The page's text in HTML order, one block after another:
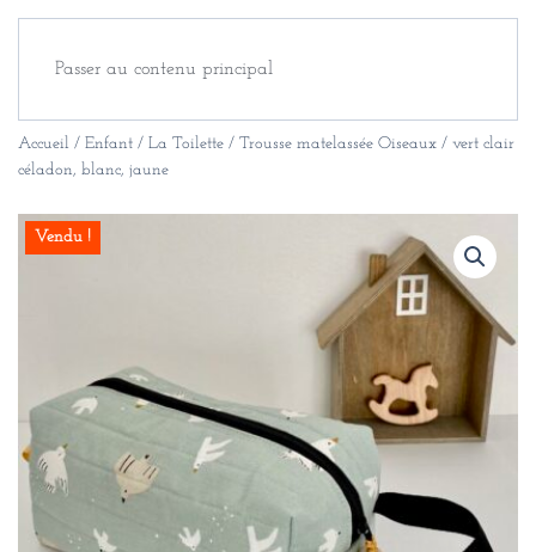
Passer au contenu principal
Accueil / Enfant / La Toilette / Trousse matelassée Oiseaux / vert clair
céladon, blanc, jaune
Vendu !